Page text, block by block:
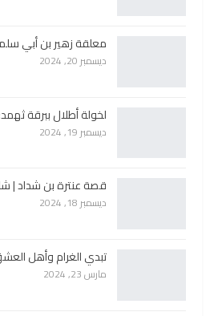
معلقة زهير بن أبي
ديسمبر 20, 2024
لخولة أطلال ببرقة
ديسمبر 19, 2024
قصة عنترة بن شداد |
ديسمبر 18, 2024
تبدي الغرام وأهل
مارس 23, 2024